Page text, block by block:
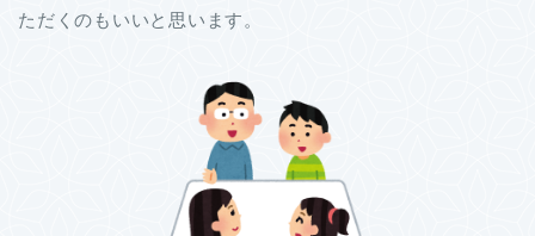
ただくのもいいと思います。